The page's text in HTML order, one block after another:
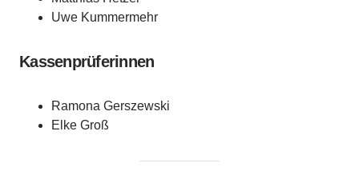
Uwe Kummermehr
Kassenprüferinnen
Ramona Gerszewski
Elke Groß